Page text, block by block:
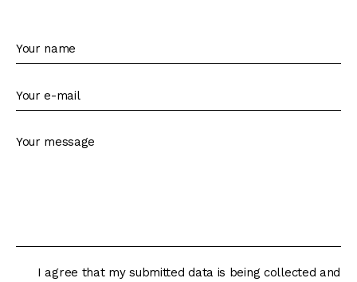
I agree that my submitted data is being collected and